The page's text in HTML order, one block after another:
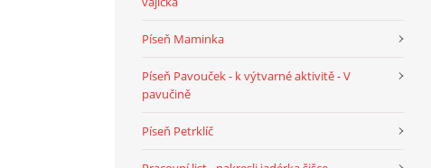
Píseň Maminka
Píseň Pavouček - k výtvarné aktivitě - V
pavučině
Píseň Petrklíč